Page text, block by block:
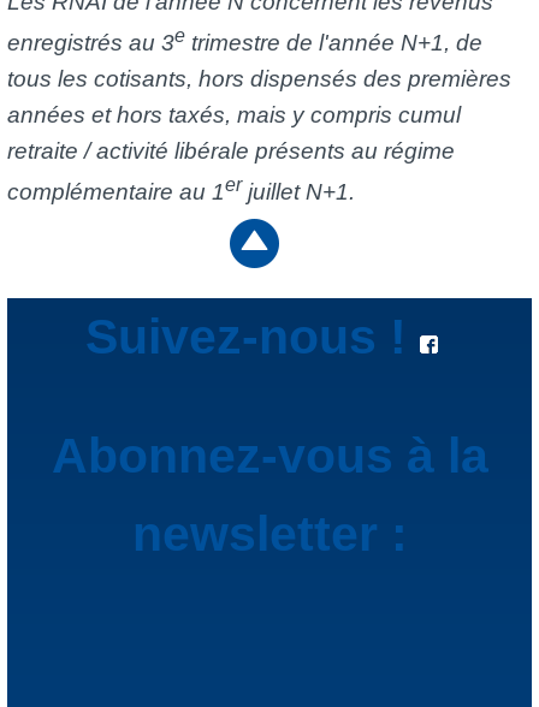
enregistrés au 3e trimestre de l'année N+1, de
tous les cotisants, hors dispensés des premières
années et hors taxés, mais y compris cumul
retraite / activité libérale présents au régime
complémentaire au 1er juillet N+1.
Suivez-nous !
Abonnez-vous à la
newsletter :